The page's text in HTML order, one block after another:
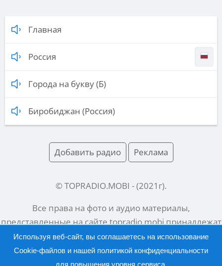
Главная
Россия
Города на букву (Б)
Биробиджан (Россия)
Добавить радио Реклама
© TOPRADIO.MOBI - (2021 г).
Все права на фото и аудио материалы,
представленные на сайтеtopradio.mobiпринадлежат
их законным владельцам.
Используя веб-сайт, вы соглашаетесь на использование
Cookie-файлов и нашей политикой конфиденциальности
для повышения уровня сервиса.